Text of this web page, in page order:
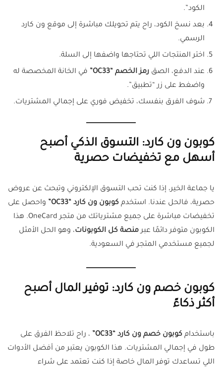
الكود”.
بعد نسخ الكود، راح يتم تحويلك مباشرة إلى موقع ون كارد
الرسمي.
اختر المنتجات اللي تحتاجها واضفها إلى السلة.
عند الدفع، الصق رمز الخصم “OC33”
في الخانة المخصصة له
واضغط على زر “تطبيق”.
شوف الفرق بنفسك، تخفيض فوري على إجمالي المشتريات.
كوبون ون كارد: التسوق الذكي أصبح
أسهل مع تخفيضات حصرية
يا جماعة الخير، إذا كنت تحب التسوق الإلكتروني وتبحث عن عروض
حصرية، فالحل عندنا. استخدم كوبون ون كارد “OC33”
واحصل على
تخفيضات مباشرة على جميع مشترياتك من متجر OneCard. هذا
الكوبون متوفر دائمًا عبرمنصة كل الكوبونات، وهو الحل الأمثل
لجميع مستخدمي المتجر في السعودية.
كوبون خصم ون كارد: توفير المال أصبح
أكثر ذكاءً
باستخدام كوبون خصم ون كارد “OC33”
، راح تلاحظ الفرق على
طول في إجمالي المشتريات. هذا الكوبون يعتبر من أفضل الأدوات
اللي تساعدك توفر المال خاصة إذا كنت تعتمد على شراء